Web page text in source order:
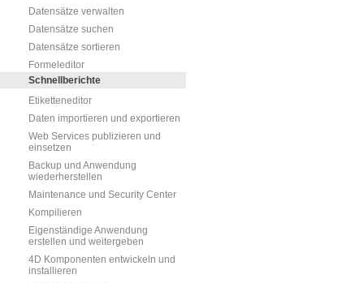
Datensätze verwalten
Datensätze suchen
Datensätze sortieren
Formeleditor
Schnellberichte
Etiketteneditor
Daten importieren und exportieren
Web Services publizieren und
einsetzen
Backup und Anwendung
wiederherstellen
Maintenance und Security Center
Kompilieren
Eigenständige Anwendung
erstellen und weitergeben
4D Komponenten entwickeln und
installieren